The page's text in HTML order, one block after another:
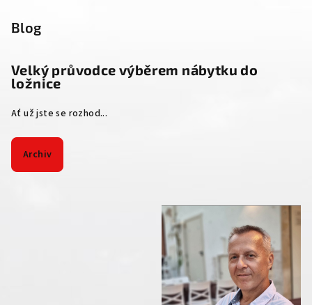
Blog
Velký průvodce výběrem nábytku do
ložnice
Ať už jste se rozhod...
Archiv